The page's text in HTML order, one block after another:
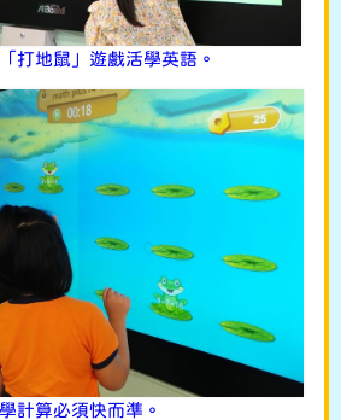
打地鼠」遊戲活學英語。
計算必須快而準。